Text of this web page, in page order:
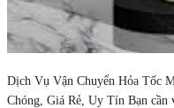
Dịch Vụ Vận Chuyển Hỏa Tốc
Chóng, Giá Rẻ, Uy Tín Bạn cần